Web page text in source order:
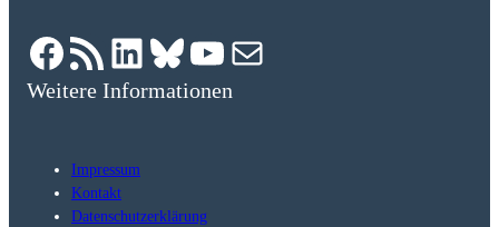
Facebook RSS-Feed LinkedIn Bluesky YouTube E-Mail
Weitere Informationen
Impressum
Kontakt
Datenschutzerklärung